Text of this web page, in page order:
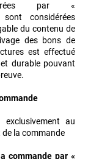
par «
sont considérées
du contenu de
des bons de
est effectué
durable pouvant
au
la commande
commande par «